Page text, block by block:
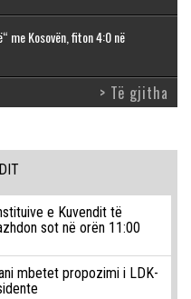
me Kosovën, fiton 4:0 në
> Të gjitha
e Kuvendit të
sot në orën 11:00
mbetet propozimi i LDK-